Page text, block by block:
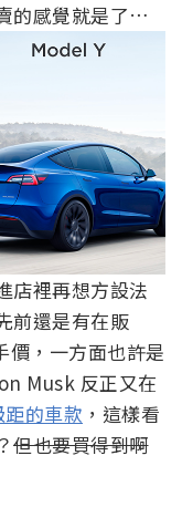
的感覺就是了…
店裡再想方設法
前還是有在販
價，一方面也許是
Musk 反正又在
的車款 ，這樣看
但也要買得到啊